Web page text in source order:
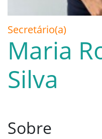
Secretário(a)
Maria
Silva
Sobre